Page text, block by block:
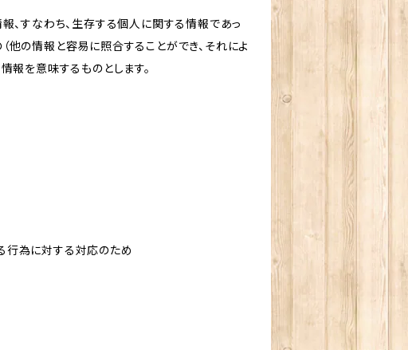
、すなわち、生存する個人に関する情報であっ
の情報と容易に照合することができ、それによ
報を意味するものとします。
る行為に対する対応のため